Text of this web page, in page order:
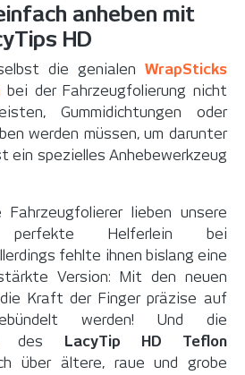
anheben mit
HD
die genialen WrapSticks
bei der Fahrzeugfolierung nicht
Gummidichtungen oder
werden müssen, um darunter
ein spezielles Anhebewerkzeug
Fahrzeugfolierer lieben unsere
Helferlein bei
fehlte ihnen bislang eine
Version: Mit den neuen
Kraft der Finger präzise auf
werden! Und die
des LacyTip HD Teflon
über ältere, raue und grobe